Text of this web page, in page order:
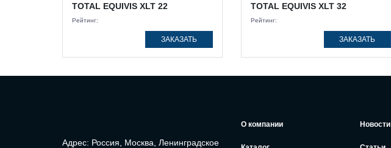
TOTAL EQUIVIS XLT 22
Рейтинг:
ЗАКАЗАТЬ
TOTAL EQUIVIS XLT 32
Рейтинг:
ЗАКАЗАТЬ
Адрес: Россия, Москва, Ленинградское
О компании Новости